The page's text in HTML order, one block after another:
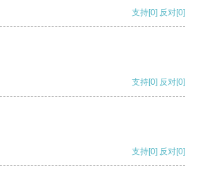
支持[0] 反对[0]
支持[0] 反对[0]
支持[0] 反对[0]